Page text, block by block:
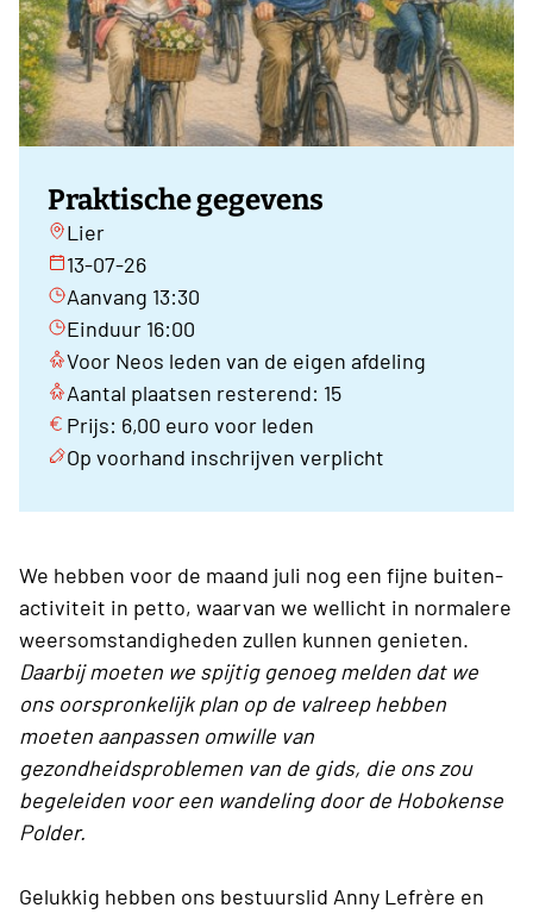
Praktische gegevens
Lier
13-07-26
Aanvang 13:30
Einduur 16:00
Voor Neos leden van de eigen afdeling
Aantal plaatsen resterend: 15
Prijs: 6,00 euro voor leden
Op voorhand inschrijven verplicht
We hebben voor de maand juli nog een fijne buiten-
activiteit in petto, waarvan we wellicht in normalere
weersomstandigheden zullen kunnen genieten.
Daarbij moeten we spijtig genoeg melden dat we
ons oorspronkelijk plan op de valreep hebben
moeten aanpassen omwille van
gezondheidsproblemen van de gids, die ons zou
begeleiden voor een wandeling door de Hobokense
Polder.
Gelukkig hebben ons bestuurslid Anny Lefrère en